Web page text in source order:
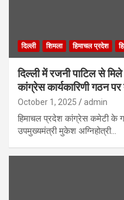
दिल्ली शिमला हिमाचल प्रदेश
दिल्ली में रजनी पाटिल से
कांग्रेस कार्यकारिणी गठन
October 1, 2025 admin
हिमाचल प्रदेश कांग्रेस कमेटी
उपमुख्यमंत्री मुकेश अग्निहोत्री…